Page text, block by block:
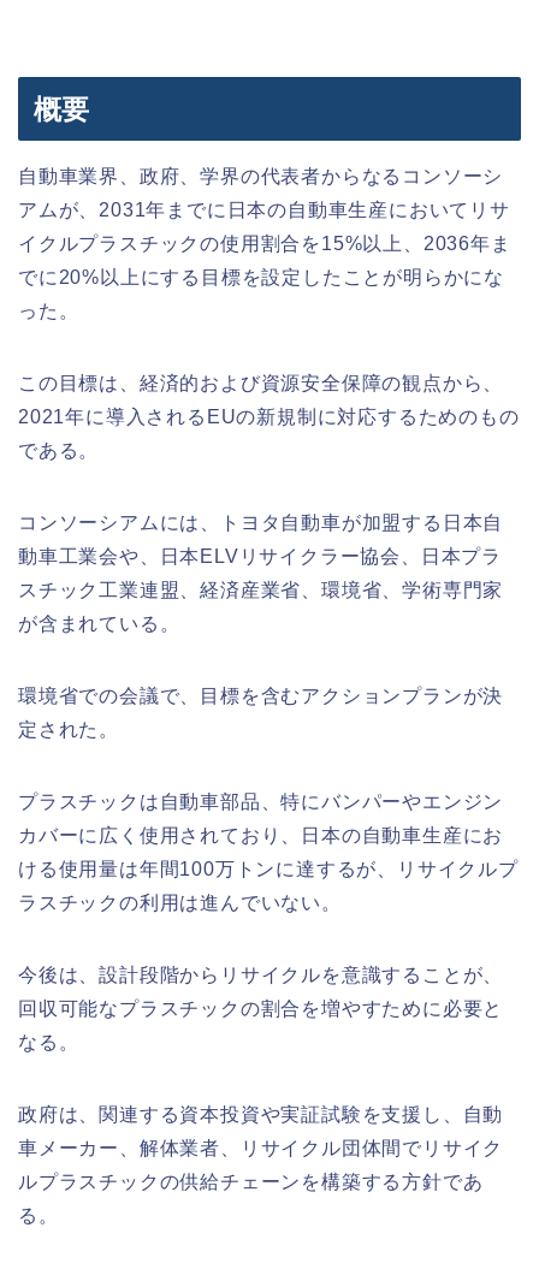
概要
自動車業界、政府、学界の代表者からなるコンソーシ
アムが、2031年までに日本の自動車生産においてリサ
イクルプラスチックの使用割合を15%以上、2036年ま
でに20%以上にする目標を設定したことが明らかにな
った。
この目標は、経済的および資源安全保障の観点から、
2021年に導入されるEUの新規制に対応するためのもの
である。
コンソーシアムには、トヨタ自動車が加盟する日本自
動車工業会や、日本ELVリサイクラー協会、日本プラ
スチック工業連盟、経済産業省、環境省、学術専門家
が含まれている。
環境省での会議で、目標を含むアクションプランが決
定された。
プラスチックは自動車部品、特にバンパーやエンジン
カバーに広く使用されており、日本の自動車生産にお
ける使用量は年間100万トンに達するが、リサイクルプ
ラスチックの利用は進んでいない。
今後は、設計段階からリサイクルを意識することが、
回収可能なプラスチックの割合を増やすために必要と
なる。
政府は、関連する資本投資や実証試験を支援し、自動
車メーカー、解体業者、リサイクル団体間でリサイク
ルプラスチックの供給チェーンを構築する方針であ
る。